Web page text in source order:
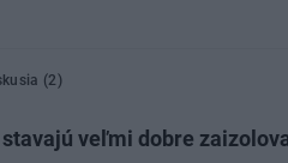
(2)
veľmi dobre